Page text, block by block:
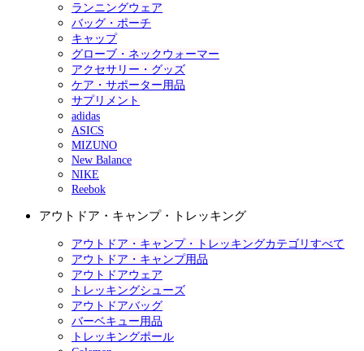
ランニングウェア
バッグ・ポーチ
キャップ
グローブ・ネックウォーマー
アクセサリー・グッズ
ケア・サポーター用品
サプリメント
adidas
ASICS
MIZUNO
New Balance
NIKE
Reebok
アウトドア・キャンプ・トレッキング
アウトドア・キャンプ・トレッキングカテゴリすべて
アウトドア・キャンプ用品
アウトドアウェア
トレッキングシューズ
アウトドアバッグ
バーベキュー用品
トレッキングポール